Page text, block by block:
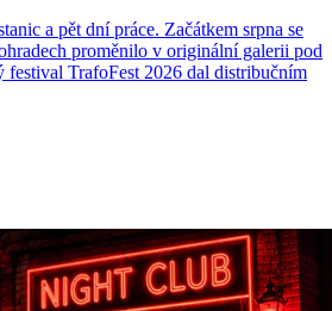
a pět dní práce. Začátkem srpna se
proměnilo v originální galerii pod
festival TrafoFest 2026 dal distribučním